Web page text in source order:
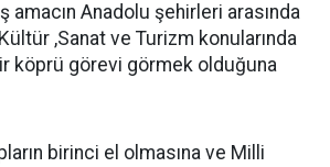
amacın Anadolu şehirleri arasında
,Sanat ve Turizm konularında
köprü görevi görmek olduğuna
birinci el olmasına ve Milli